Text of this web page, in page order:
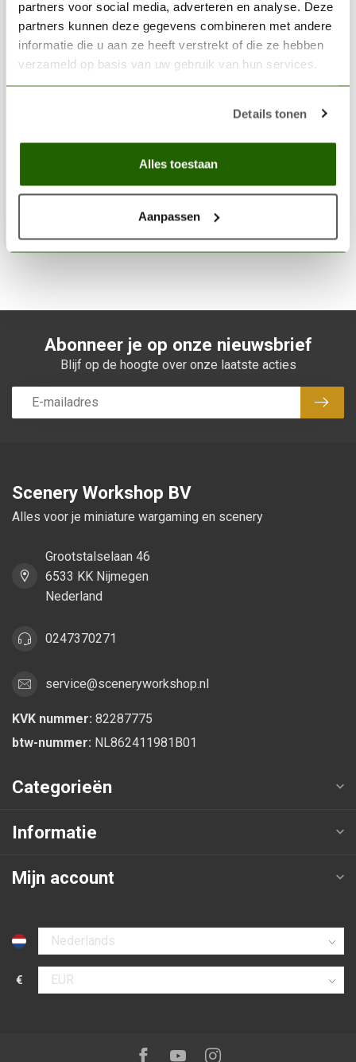
partners voor social media, adverteren en analyse. Deze
partners kunnen deze gegevens combineren met andere
informatie die u aan ze heeft verstrekt of die ze hebben
verzameld op basis van uw gebruik van hun services.
Details tonen
Alles toestaan
Aanpassen
Aethermatic Blue - Contrast Paint - 18ml - 29-41
€6,30
Niet op voorraad
Abonneer je op onze nieuwsbrief
Blijf op de hoogte over onze laatste acties
Scenery Workshop BV
Alles voor je miniature wargaming en scenery
Grootstalselaan 46
6533 KK Nijmegen
Nederland
0247370271
service@sceneryworkshop.nl
KVK nummer: 82287775
btw-nummer: NL862411981B01
Categorieën
Informatie
Mijn account
Selecteer taal
€
Selecteer valuta
Volg ons op:Facebook
YoutubeInstagram